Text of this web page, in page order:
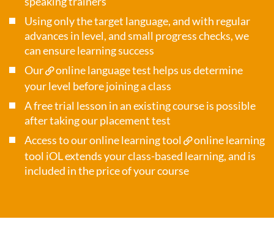
Using only the target language, and with regular
advances in level, and small progress checks, we
can ensure learning success
Our
online language test helps us determine
your level before joining a class
A free trial lesson in an existing course is possible
after taking our placement test
Access to our online learning tool
online learning
tool iOLextends your class-based learning, and is
included in the price of your course